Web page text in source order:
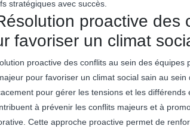
stratégiques avec succès.
proactive des
favoriser un climat
proactive des conflits au sein des
pour favoriser un climat social sain au
pour gérer les tensions et les
à prévenir les conflits majeurs et à
Cette approche proactive permet de